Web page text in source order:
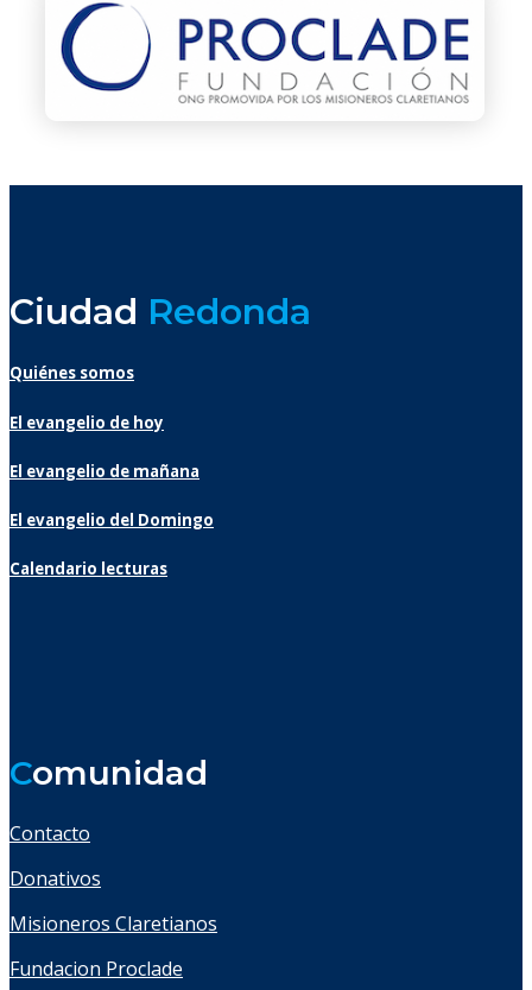
Ciudad Redonda
Quiénes somos
El evangelio de hoy
El evangelio de mañana
El evangelio del Domingo
Calendario lecturas
Comunidad
Contacto
Donativos
Misioneros Claretianos
Fundacion Proclade